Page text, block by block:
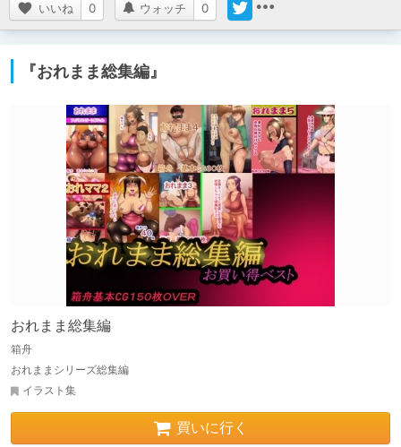
いいね 0 ウォッチ 0
『おれまま総集編』
おれまま総集編
箱舟
おれままシリーズ総集編
イラスト集
買いに行く